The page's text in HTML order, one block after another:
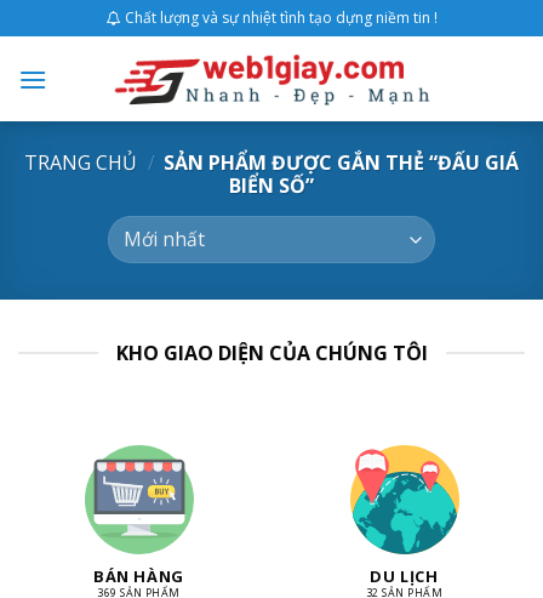
content
Chất lượng và sự nhiệt tình tạo dựng niềm tin !
TRANG CHỦ / SẢN PHẨM ĐƯỢC GẮN THẺ “ĐẤU GIÁ
BIỂN SỐ”
KHO GIAO DIỆN CỦA CHÚNG TÔI
BÁN HÀNG
369 SẢN PHẨM
DU LỊCH
32 SẢN PHẨM